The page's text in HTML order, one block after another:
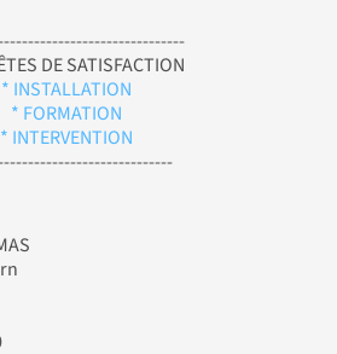
DE SATISFACTION
* INSTALLATION
* FORMATION
* INTERVENTION